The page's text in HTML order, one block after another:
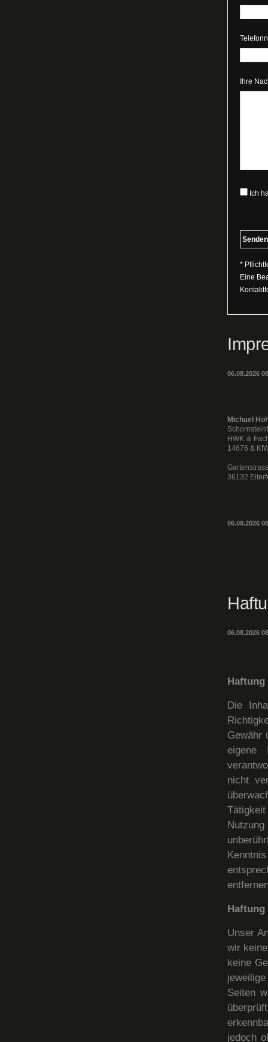
Ihre
Ich
*
Eine
06.08.2026
Michael
HWK &
14676 &
36132
06.08.2026
06.08.2026
Die
Gewähr
eigene
nicht
Unser
wir
keine
Seiten
jedoch